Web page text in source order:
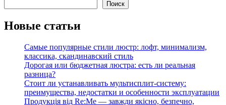
Поиск
Новые статьи
Самые популярные стили люстр: лофт, минимализм,
классика, скандинавский стиль
Дорогая или бюджетная люстра: есть ли реальная
разница?
Стоит ли устанавливать мультисплит-систему:
преимущества, недостатки и особенности эксплуатации
Продукція від Re:Me — завжди якісно, безпечно,